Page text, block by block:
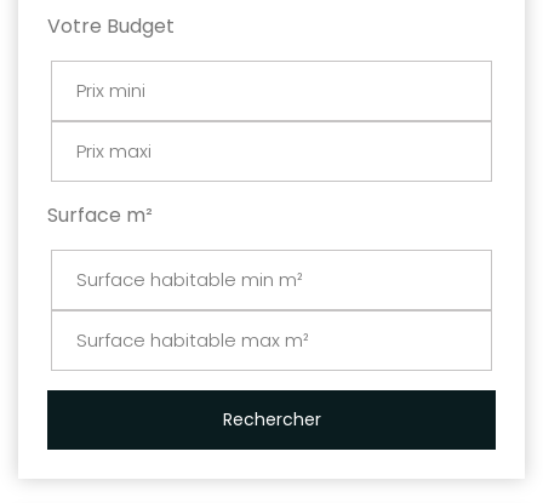
Votre Budget
Surface m²
Rechercher